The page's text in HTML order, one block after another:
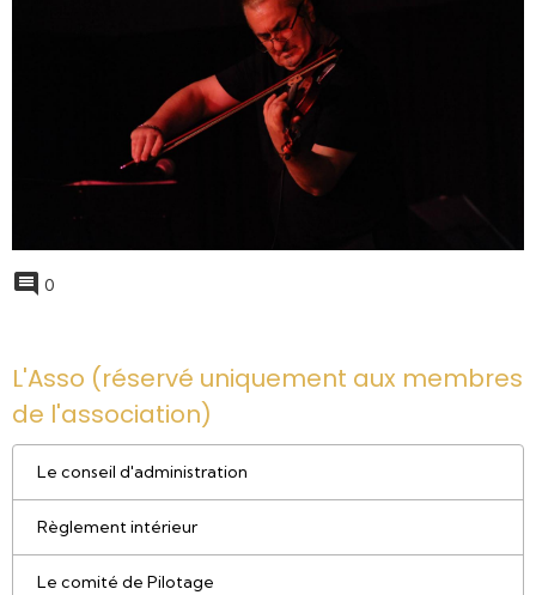
0
L'Asso (réservé uniquement aux membres
de l'association)
Le conseil d'administration
Règlement intérieur
Le comité de Pilotage